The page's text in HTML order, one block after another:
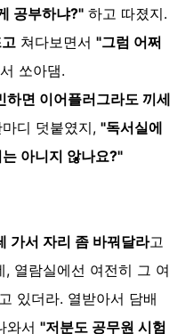
공부하냐?" 하고 따졌지.
쳐다보면서 "그럼 어쩌
쏘아댐.
하면 이어플러그라도 끼세
디 덧붙였지, "독서실에
아니지 않나요?"
가서 자리 좀 바꿔달라고
열람실에선 여전히 그 여
있더라. 열받아서 담배
와서 "저분도 공무원 시험